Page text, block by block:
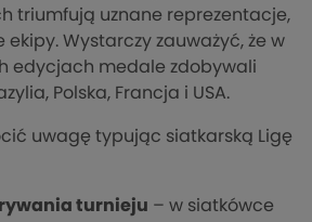
triumfują uznane reprezentacje,
Wystarczy zauważyć, że w
edycjach medale zdobywali
Polska, Francja i USA.
uwagę typując siatkarską Ligę
turnieju – w siatkówce